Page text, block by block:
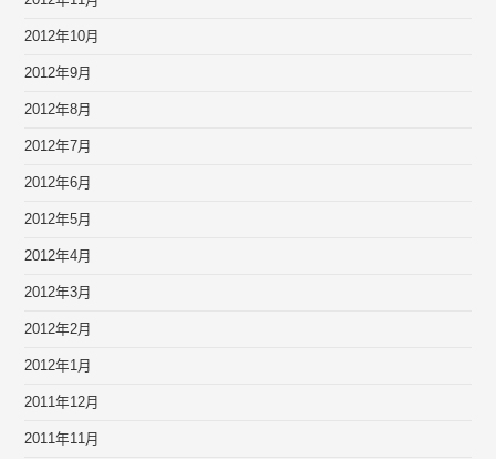
2012年10月
2012年9月
2012年8月
2012年7月
2012年6月
2012年5月
2012年4月
2012年3月
2012年2月
2012年1月
2011年12月
2011年11月